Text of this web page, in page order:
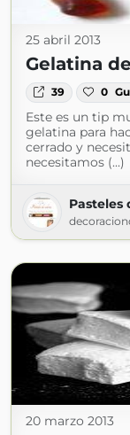
25 abril 2013
Gelatina
39 0
Este es un tip
gelatina para
cerrado y
necesitamos (...)
Pasteles
20 marzo 2013